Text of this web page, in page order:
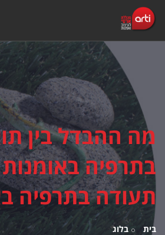
מה ההבדל בין
בתרפיה באומנות
תעודה בתרפיה
בית
בלוג